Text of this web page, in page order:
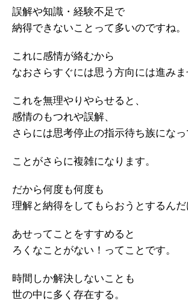
誤解や知識・経験不足で
納得できないことって多いのですね。
これに感情が絡むから
なおさらすぐには思う方向には進みま
これを無理やりやらせると、
感情のもつれや誤解、
さらには思考停止の指示待ち族になっ
ことがさらに複雑になります。
だから何度も何度も
理解と納得をしてもらおうとするんだ
あせってことをすすめると
ろくなことがない！ってことです。
時間しか解決しないことも
世の中に多く存在する。